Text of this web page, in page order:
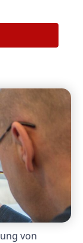
von